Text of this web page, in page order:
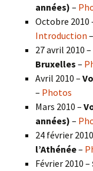
années) –
Octobre 2010
Introduction –
27 avril 2010 –
Bruxelles –
Avril 2010 –
– Photos
Mars 2010 –
années) –
24 février
l’Athénée–
Février 2010 –